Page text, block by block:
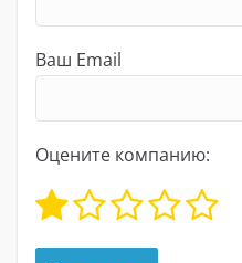
Ваш Email
Оцените компанию: